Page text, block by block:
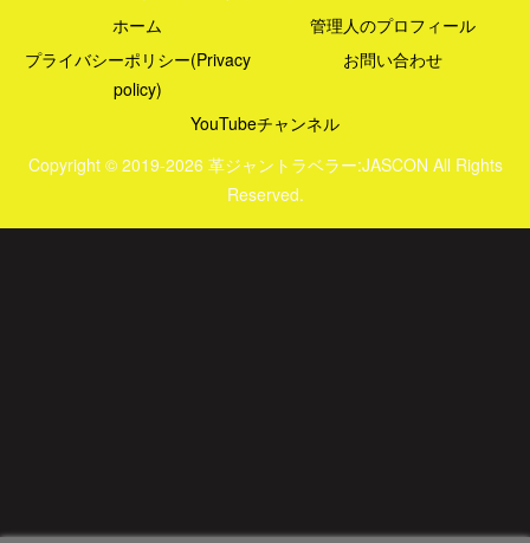
ホーム
管理人のプロフィール
プライバシーポリシー(Privacy
policy)
お問い合わせ
YouTubeチャンネル
Copyright © 2019-2026 革ジャントラベラー:JASCON All Rights
Reserved.